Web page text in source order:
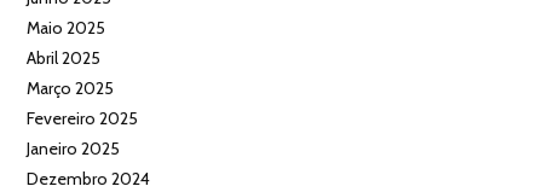
Maio 2025
Abril 2025
Março 2025
Fevereiro 2025
Janeiro 2025
Dezembro 2024